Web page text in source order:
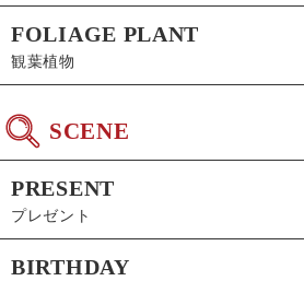
FOLIAGE PLANT
観葉植物
SCENE
PRESENT
プレゼント
BIRTHDAY